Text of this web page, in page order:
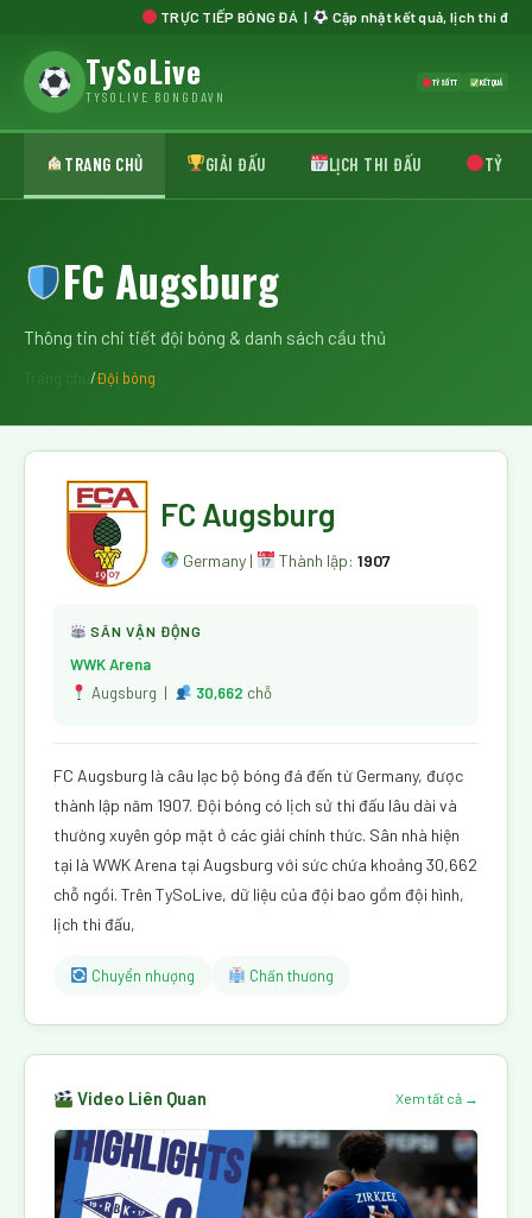
TRỰC TIẾP BÓNG ĐÁ | Cập nhật kết quả, lịch thi đấu, bảng
TySoLive
TYSOLIVE BONGDAVN
TỶ SỐ TT KẾT QUẢ
TRANG CHỦ GIẢI ĐẤU LỊCH THI ĐẤU TỶ SỐ
FC Augsburg
Thông tin chi tiết đội bóng & danh sách cầu thủ
/Đội bóng
FC Augsburg
Germany | Thành lập: 1907
SÂN VẬN ĐỘNG
WWK Arena
Augsburg |
30,662 chỗ
FC Augsburg là câu lạc bộ bóng đá đến từ Germany, được
thành lập năm 1907. Đội bóng có lịch sử thi đấu lâu dài và
thường xuyên góp mặt ở các giải chính thức. Sân nhà hiện
tại là WWK Arena tại Augsburg với sức chứa khoảng 30,662
chỗ ngồi. Trên TySoLive, dữ liệu của đội bao gồm đội hình,
lịch thi đấu,
Chuyển nhượng Chấn thương
Video Liên Quan Xem tất cả →